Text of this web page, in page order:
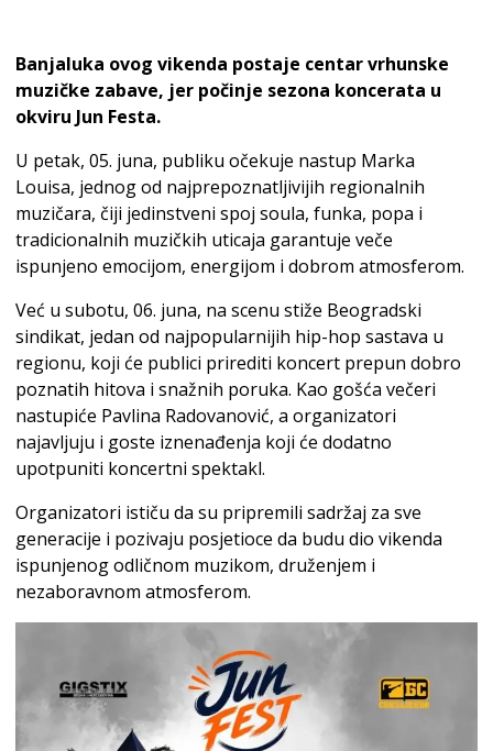
Banjaluka ovog vikenda postaje centar vrhunske
muzičke zabave, jer počinje sezona koncerata u
okviru Jun Festa.
U petak, 05. juna, publiku očekuje nastup Marka
Louisa, jednog od najprepoznatljivijih regionalnih
muzičara, čiji jedinstveni spoj soula, funka, popa i
tradicionalnih muzičkih uticaja garantuje veče
ispunjeno emocijom, energijom i dobrom atmosferom.
Već u subotu, 06. juna, na scenu stiže Beogradski
sindikat, jedan od najpopularnijih hip-hop sastava u
regionu, koji će publici prirediti koncert prepun dobro
poznatih hitova i snažnih poruka. Kao gošća večeri
nastupiće Pavlina Radovanović, a organizatori
najavljuju i goste iznenađenja koji će dodatno
upotpuniti koncertni spektakl.
Organizatori ističu da su pripremili sadržaj za sve
generacije i pozivaju posjetioce da budu dio vikenda
ispunjenog odličnom muzikom, druženjem i
nezaboravnom atmosferom.